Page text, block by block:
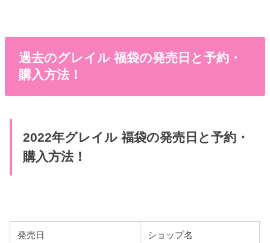
過去のグレイル 福袋の発売日と予約・
購入方法！
2022年グレイル 福袋の発売日と予約・
購入方法！
発売日 ショップ名